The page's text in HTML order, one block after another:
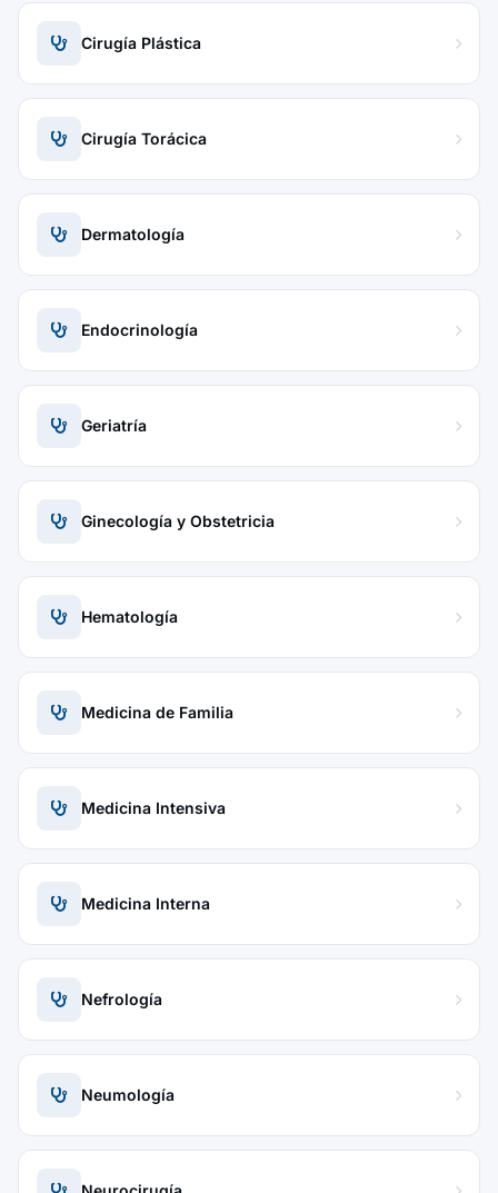
Cirugía Plástica
Cirugía Torácica
Dermatología
Endocrinología
Geriatría
Ginecología y Obstetricia
Hematología
Medicina de Familia
Medicina Intensiva
Medicina Interna
Nefrología
Neumología